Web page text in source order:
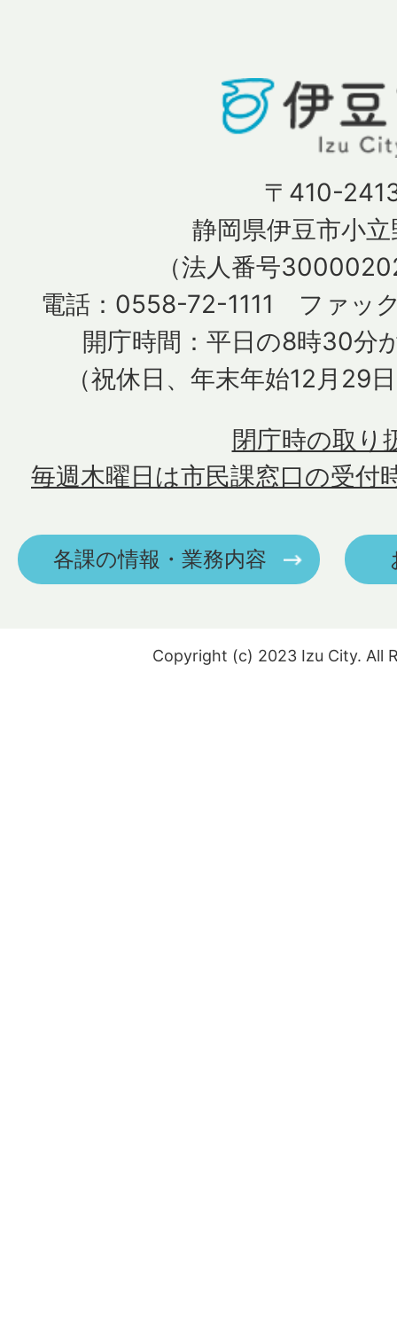
〒410-
静岡県伊豆市小
（法人番号
電話：0558-72-1111 ファッ
開庁時間：平日の8時30分
（祝休日、年末年始12月29
毎週木曜日は市民課窓口の受付
閉庁時の取り
各課の情報・業務内容
Copyright (c) 2023 Izu City. All